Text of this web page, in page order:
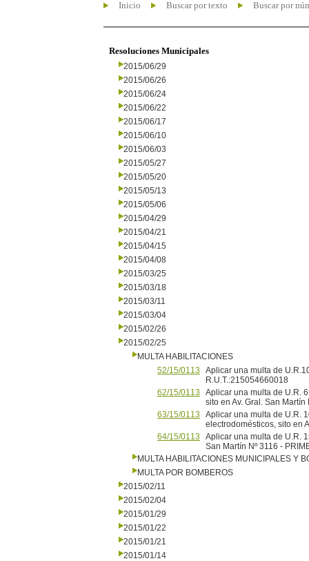
Inicio Buscar por texto Buscar por
Resoluciones Municipales
2015/06/29
2015/06/26
2015/06/24
2015/06/22
2015/06/17
2015/06/10
2015/06/03
2015/05/27
2015/05/20
2015/05/13
2015/05/06
2015/04/29
2015/04/21
2015/04/15
2015/04/08
2015/03/25
2015/03/18
2015/03/11
2015/03/04
2015/02/26
2015/02/25
MULTA HABILITACIONES
52/15/0113
Aplicar una multa de
R.U.T.:215054660018
62/15/0113
Aplicar una multa de U.R.
sito en Av. Gral. San Martín
63/15/0113
Aplicar una multa de U.R.
electrodomésticos, sito en
64/15/0113
Aplicar una multa de U.R.
San Martín Nº 3116 -
MULTA HABILITACIONES MUNICIPALES Y
MULTA POR BOMBEROS
2015/02/11
2015/02/04
2015/01/29
2015/01/22
2015/01/21
2015/01/14